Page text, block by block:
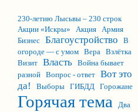
230-летию Лысьвы – 230 строк
Акции «Искры»
Акция Армия
Бизнес Благоустройство
В
огороде — с умом Вера Взлётка
Визит Власть Война бывает
разной Вопрос - ответ Вот это
да!
Выборы ГИБДД Горожане
Горячая тема
Два